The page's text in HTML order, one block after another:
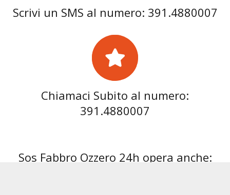
Scrivi un SMS al numero: 391.4880007
Chiamaci Subito al numero:
391.4880007
Sos Fabbro Ozzero 24h opera anche: